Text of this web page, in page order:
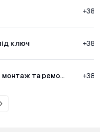
ключ
Володимир Сантехнік Ірпінь — монтаж та ремонт